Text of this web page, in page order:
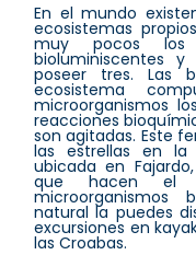
En el mundo
ecosistemas
muy pocos
bioluminiscentes
poseer tres. Las
ecosistema
microorganismos
reacciones
son agitadas. Este
las estrellas en la
ubicada en
que hacen el
microorganismos
natural la puedes
excursiones en
las Croabas.